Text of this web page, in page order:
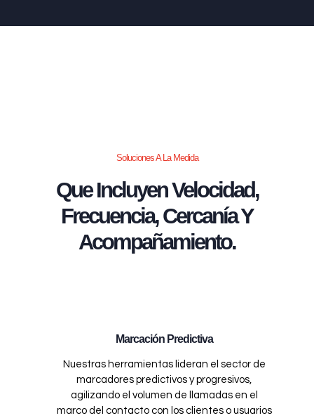
Soluciones A La Medida
Que Incluyen Velocidad,
Frecuencia, Cercanía Y
Acompañamiento.
Marcación Predictiva
Nuestras herramientas lideran el sector de
marcadores predictivos y progresivos,
agilizando el volumen de llamadas en el
marco del contacto con los clientes o usuarios